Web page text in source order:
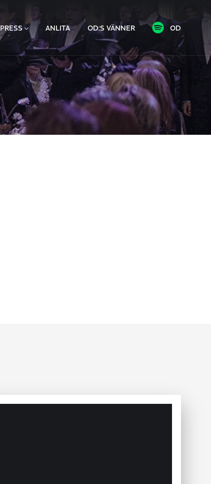
PRESS ANLITA OD:S VÄNNER OD